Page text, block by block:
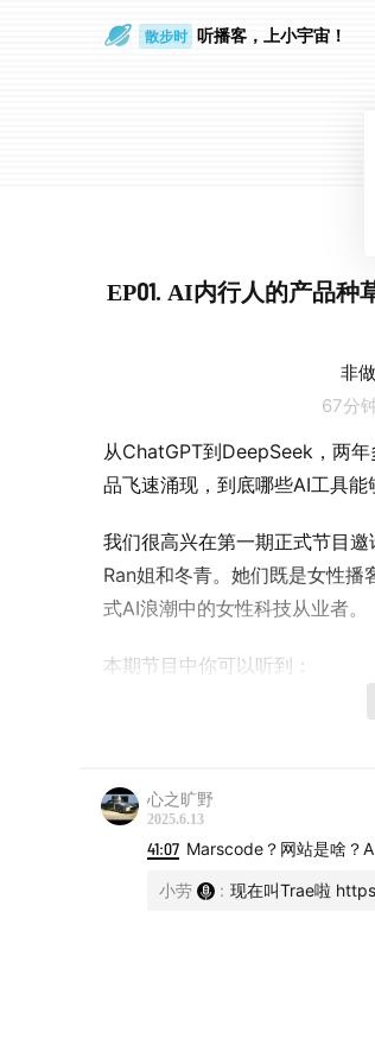
散步时 听播客，上小宇宙！
EP01. AI内行人的产品
非
67分
从ChatGPT到DeepSeek，两
品飞速涌现，到底哪些AI工具能
我们很高兴在第一期正式节目
Ran姐和冬青。她们既是女性
式AI浪潮中的女性科技从业者。
本期节目中你可以听到：
🟢 Part 1 五位主播与AI的亲密
借助AI编程，零基础文科
心之旷野
2025.6.13
41:07 Marscode？网站是啥？
小劳 : 现在叫Trae啦